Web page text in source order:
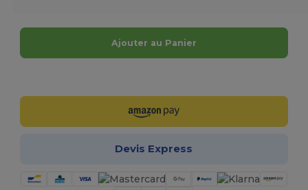
Ajouter au Panier
Devis Express